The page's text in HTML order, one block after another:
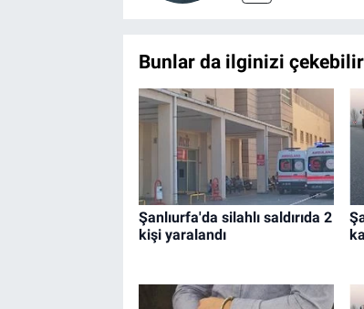
Bunlar da ilginizi çekebilir
Şanlıurfa'da silahlı saldırıda 2
kişi yaralandı